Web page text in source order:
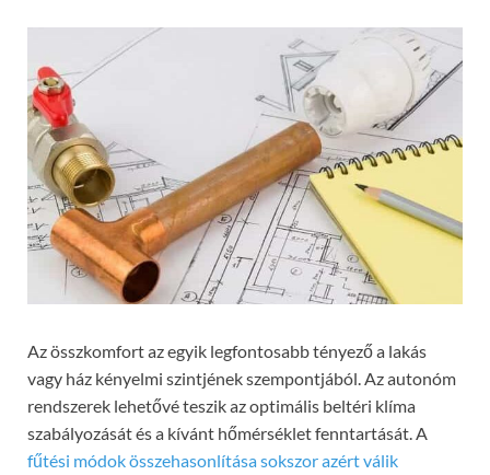
Az összkomfort az egyik legfontosabb tényező a lakás
vagy ház kényelmi szintjének szempontjából. Az autonóm
rendszerek lehetővé teszik az optimális beltéri klíma
szabályozását és a kívánt hőmérséklet fenntartását. A
fűtési módok összehasonlítása sokszor azért válik